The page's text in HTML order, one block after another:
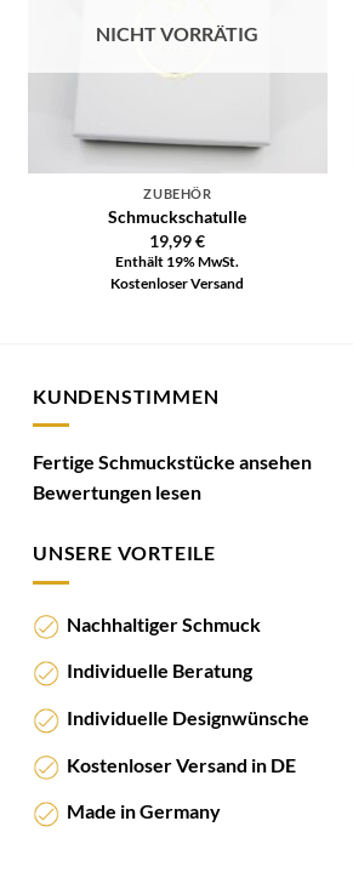
NICHT VORRÄTIG
ZUBEHÖR
Schmuckschatulle
19,99€
Enthält 19% MwSt.
Kostenloser Versand
KUNDENSTIMMEN
Fertige Schmuckstücke ansehen
Bewertungen lesen
UNSERE VORTEILE
Nachhaltiger Schmuck
Individuelle Beratung
Individuelle Designwünsche
Kostenloser Versand in DE
Made in Germany